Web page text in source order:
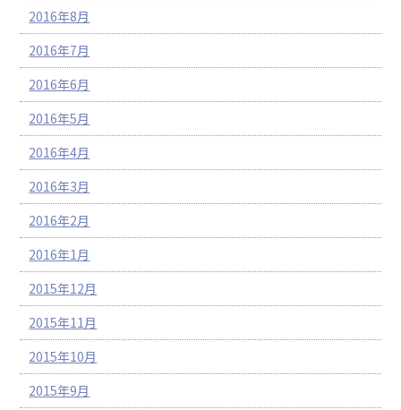
2016年8月
2016年7月
2016年6月
2016年5月
2016年4月
2016年3月
2016年2月
2016年1月
2015年12月
2015年11月
2015年10月
2015年9月